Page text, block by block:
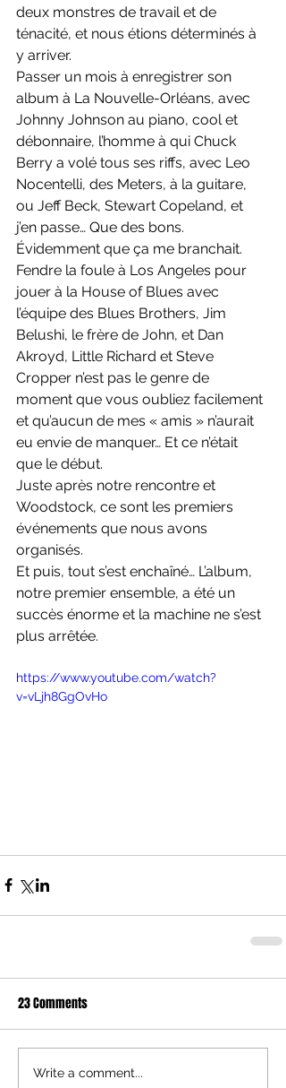
deux monstres de travail et de
ténacité, et nous étions déterminés à
y arriver.
Passer un mois à enregistrer son
album à La Nouvelle-Orléans, avec
Johnny Johnson au piano, cool et
débonnaire, l’homme à qui Chuck
Berry a volé tous ses riffs, avec Leo
Nocentelli, des Meters, à la guitare,
ou Jeff Beck, Stewart Copeland, et
j’en passe… Que des bons.
Évidemment que ça me branchait.
Fendre la foule à Los Angeles pour
jouer à la House of Blues avec
l’équipe des Blues Brothers, Jim
Belushi, le frère de John, et Dan
Akroyd, Little Richard et Steve
Cropper n’est pas le genre de
moment que vous oubliez facilement
et qu’aucun de mes « amis » n’aurait
eu envie de manquer… Et ce n’était
que le début.
Juste après notre rencontre et
Woodstock, ce sont les premiers
événements que nous avons
organisés.
Et puis, tout s’est enchaîné… L’album,
notre premier ensemble, a été un
succès énorme et la machine ne s’est
plus arrêtée.
https://www.youtube.com/watch?
v=vLjh8GgOvHo
23 Comments
Write a comment...